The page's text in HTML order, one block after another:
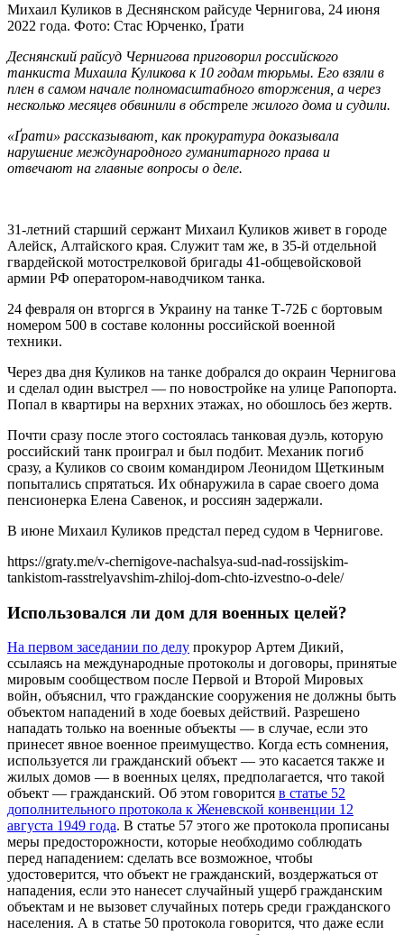
Михаил Куликов в Деснянском райсуде Чернигова, 24 июня
2022 года. Фото: Стас Юрченко, Ґрати
Деснянский райсуд Чернигова приговорил российского
танкиста Михаила Куликова к 10 годам тюрьмы. Его взяли в
плен в самом начале полномасштабного вторжения, а через
несколько месяцев обвинили в обстреле жилого дома и судили.
«Ґрати» рассказывают, как прокуратура доказывала
нарушение международного гуманитарного права и
отвечают на главные вопросы о деле.
31-летний старший сержант Михаил Куликов живет в городе
Алейск, Алтайского края. Служит там же, в 35-й отдельной
гвардейской мотострелковой бригады 41-общевойсковой
армии РФ оператором-наводчиком танка.
24 февраля он вторгся в Украину на танке Т-72Б с бортовым
номером 500 в составе колонны российской военной
техники.
Через два дня Куликов на танке добрался до окраин Чернигова
и сделал один выстрел — по новостройке на улице Рапопорта.
Попал в квартиры на верхних этажах, но обошлось без жертв.
Почти сразу после этого состоялась танковая дуэль, которую
российский танк проиграл и был подбит. Механик погиб
сразу, а Куликов со своим командиром Леонидом Щеткиным
попытались спрятаться. Их обнаружила в сарае своего дома
пенсионерка Елена Савенок, и россиян задержали.
В июне Михаил Куликов предстал перед судом в Чернигове.
https://graty.me/v-chernigove-nachalsya-sud-nad-rossijskim-
tankistom-rasstrelyavshim-zhiloj-dom-chto-izvestno-o-dele/
Использовался ли дом для военных целей?
На первом заседании по делу прокурор Артем Дикий,
ссылаясь на международные протоколы и договоры, принятые
мировым сообществом после Первой и Второй Мировых
войн, объяснил, что гражданские сооружения не должны быть
объектом нападений в ходе боевых действий. Разрешено
нападать только на военные объекты — в случае, если это
принесет явное военное преимущество. Когда есть сомнения,
используется ли гражданский объект — это касается также и
жилых домов — в военных целях, предполагается, что такой
объект — гражданский. Об этом говорится в статье 52
дополнительного протокола к Женевской конвенции 12
августа 1949 года. В статье 57 этого же протокола прописаны
меры предосторожности, которые необходимо соблюдать
перед нападением: сделать все возможное, чтобы
удостоверится, что объект не гражданский, воздержаться от
нападения, если это нанесет случайный ущерб гражданским
объектам и не вызовет случайных потерь среди гражданского
населения. А в статье 50 протокола говорится, что даже если